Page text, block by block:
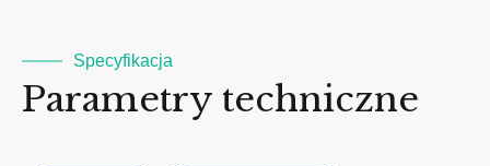
Specyfikacja
Parametry techniczne